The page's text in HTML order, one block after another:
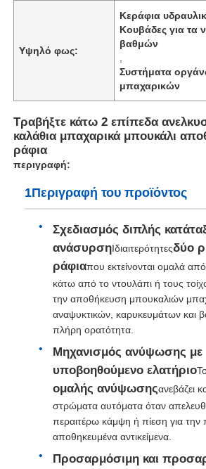
Αρχική Σελίδα
Προϊόντα
Υψηλό φως:
Κεράφια
Κουβάδες για τα
βαθμών
Συστήματα
μπαχαρικών
Τραβήξτε κάτω 2 επίπεδα
καλάθια μπαχαρικά μπουκάλι
ράφια
περιγραφή:
1Περιγραφή του προϊόντος
Σχεδιασμός διπλής
ανάσυρσηΙδιαιτερότητεςδύο
ράφιαπου εκτείνονται ομαλά
κάτω από το ντουλάπι ή τους
την αποθήκευση μπουκαλιών
αναψυκτικών, καρυκευμάτων και
πλήρη ορατότητα.
Μηχανισμός ανύψωσης με
υποβοηθούμενο ελατήριο
ομαλής ανύψωσηςανεβάζει
στρώματα αυτόματα όταν
περαιτέρω κάμψη ή πίεση για
αποθηκευμένα αντικείμενα.
Προσαρμόσιμη και